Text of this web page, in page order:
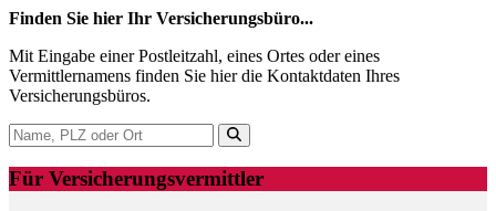
Finden Sie hier Ihr Versicherungsbüro...
Mit Eingabe einer Postleitzahl, eines Ortes oder eines
Vermittlernamens finden Sie hier die Kontaktdaten Ihres
Versicherungsbüros.
Für Versicherungsvermittler